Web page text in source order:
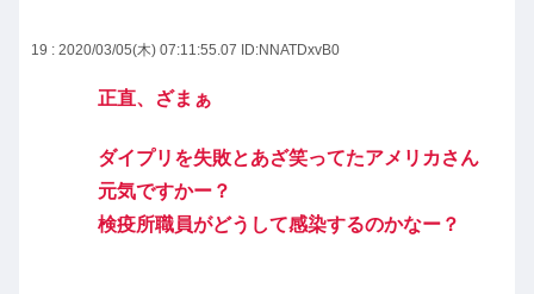
19 : 2020/03/05(木) 07:11:55.07 ID:NNATDxvB0
正直、ざまぁ
ダイプリを失敗とあざ笑ってたアメリカさん
元気ですかー？
検疫所職員がどうして感染するのかなー？